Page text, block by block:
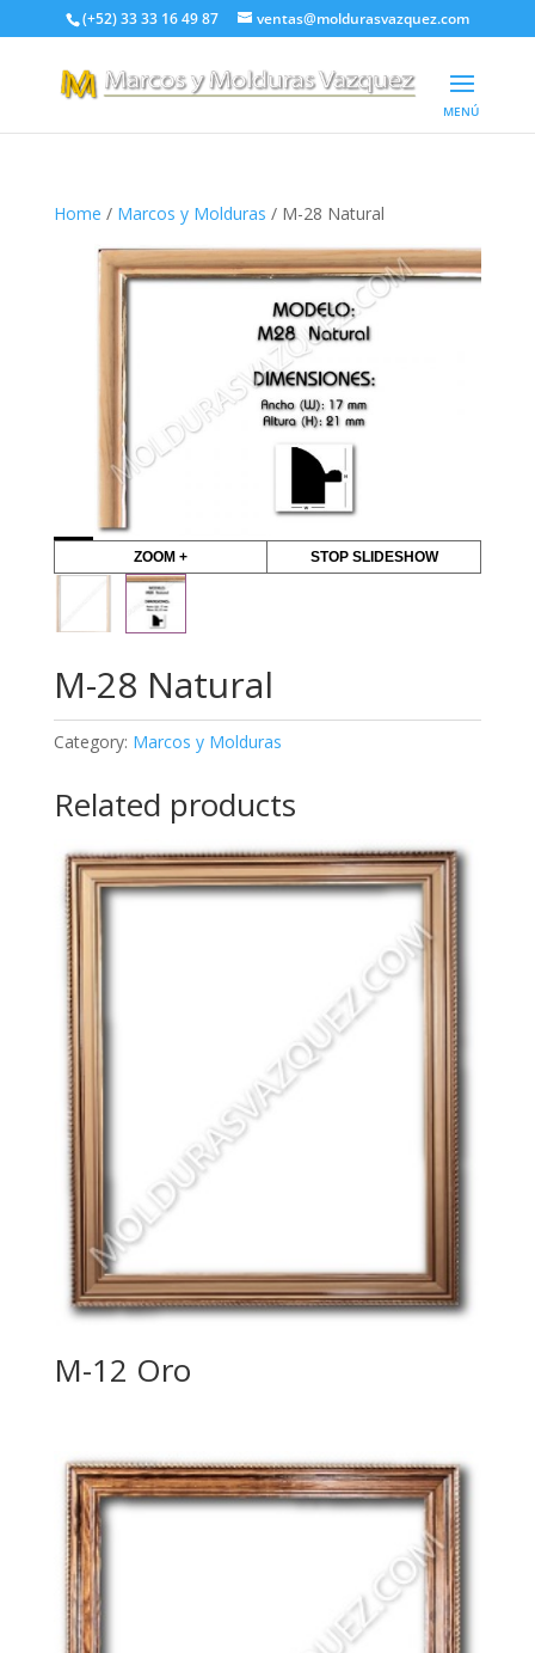
(+52) 33 33 16 49 87 ventas@moldurasvazquez.com
Home / Marcos y Molduras / M-28 Natural
ZOOM + STOP SLIDESHOW
M-28 Natural
Category: Marcos y Molduras
Related products
M-12 Oro